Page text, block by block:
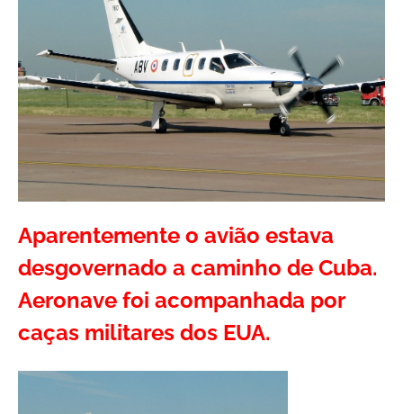
Aparentemente o avião estava
desgovernado a caminho de Cuba.
Aeronave foi acompanhada por
caças militares dos EUA.